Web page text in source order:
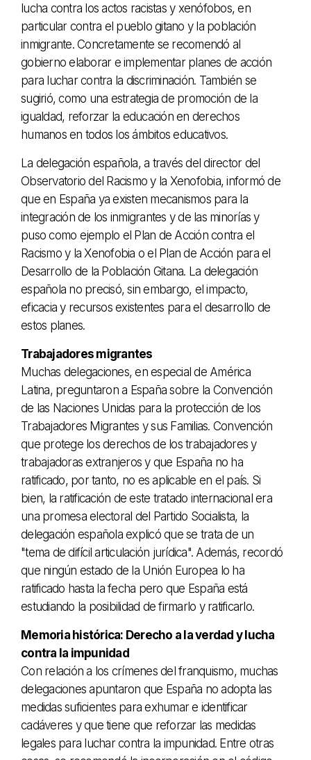
lucha contra los actos racistas y xenófobos, en
particular contra el pueblo gitano y la población
inmigrante. Concretamente se recomendó al
gobierno elaborar e implementar planes de acción
para luchar contra la discriminación. También se
sugirió, como una estrategia de promoción de la
igualdad, reforzar la educación en derechos
humanos en todos los ámbitos educativos.
La delegación española, a través del director del
Observatorio del Racismo y la Xenofobia, informó de
que en España ya existen mecanismos para la
integración de los inmigrantes y de las minorías y
puso como ejemplo el Plan de Acción contra el
Racismo y la Xenofobia o el Plan de Acción para el
Desarrollo de la Población Gitana. La delegación
española no precisó, sin embargo, el impacto,
eficacia y recursos existentes para el desarrollo de
estos planes.
Trabajadores migrantes
Muchas delegaciones, en especial de América
Latina, preguntaron a España sobre la Convención
de las Naciones Unidas para la protección de los
Trabajadores Migrantes y sus Familias. Convención
que protege los derechos de los trabajadores y
trabajadoras extranjeros y que España no ha
ratificado, por tanto, no es aplicable en el país. Si
bien, la ratificación de este tratado internacional era
una promesa electoral del Partido Socialista, la
delegación española explicó que se trata de un
"tema de difícil articulación jurídica". Además, recordó
que ningún estado de la Unión Europea lo ha
ratificado hasta la fecha pero que España está
estudiando la posibilidad de firmarlo y ratificarlo.
Memoria histórica: Derecho a la verdad y lucha
contra la impunidad
Con relación a los crímenes del franquismo, muchas
delegaciones apuntaron que España no adopta las
medidas suficientes para exhumar e identificar
cadáveres y que tiene que reforzar las medidas
legales para luchar contra la impunidad. Entre otras